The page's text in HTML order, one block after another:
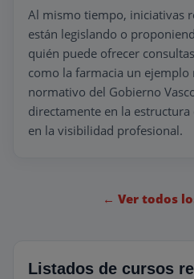
vida de las
Davante.
cuando se
grandes cosas, y
acompañarte en
Humanidad:
La
personalización
Davante,
Al mismo tiempo, iniciativas
están legislando o
quién puede ofrecer
como la farmacia un ejemplo
normativo del Gobierno
directamente en la
en la visibilidad profesional.
← Ver todos
Listados de cursos